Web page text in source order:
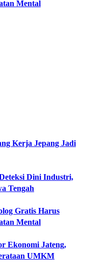
Mental
Kerja Jepang Jadi
Dini Industri,
Tengah
Gratis Harus
Mental
Ekonomi Jateng,
UMKM